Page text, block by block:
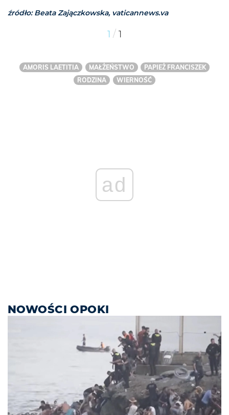
źródło: Beata Zajączkowska, vaticannews.va
1 / 1
AMORIS LAETITIA MAŁŻEŃSTWO
PAPIEŻ FRANCISZEK
RODZINA
WIERNOŚĆ
ad
NOWOŚCI OPOKI